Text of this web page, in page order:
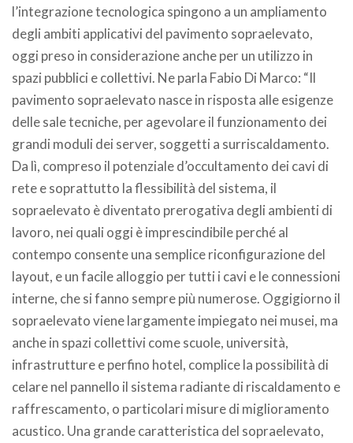
l’integrazione tecnologica spingono a un ampliamento
degli ambiti applicativi del pavimento sopraelevato,
oggi preso in considerazione anche per un utilizzo in
spazi pubblici e collettivi. Ne parla Fabio Di Marco: “Il
pavimento sopraelevato nasce in risposta alle esigenze
delle sale tecniche, per agevolare il funzionamento dei
grandi moduli dei server, soggetti a surriscaldamento.
Da lì, compreso il potenziale d’occultamento dei cavi di
rete e soprattutto la flessibilità del sistema, il
sopraelevato è diventato prerogativa degli ambienti di
lavoro, nei quali oggi è imprescindibile perché al
contempo consente una semplice riconfigurazione del
layout, e un facile alloggio per tutti i cavi e le connessioni
interne, che si fanno sempre più numerose. Oggigiorno il
sopraelevato viene largamente impiegato nei musei, ma
anche in spazi collettivi come scuole, università,
infrastrutture e perfino hotel, complice la possibilità di
celare nel pannello il sistema radiante di riscaldamento e
raffrescamento, o particolari misure di miglioramento
acustico. Una grande caratteristica del sopraelevato,